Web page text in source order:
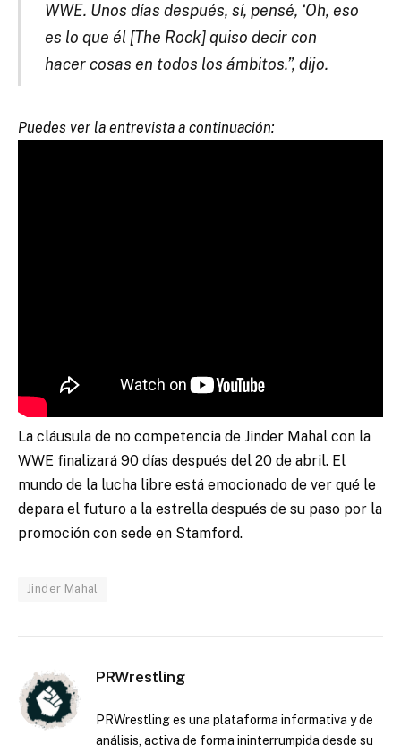
WWE. Unos días después, sí, pensé, ‘Oh, eso
es lo que él [The Rock] quiso decir con
hacer cosas en todos los ámbitos.”, dijo.
Puedes ver la entrevista a continuación:
La cláusula de no competencia de Jinder Mahal con la
WWE finalizará 90 días después del 20 de abril. El
mundo de la lucha libre está emocionado de ver qué le
depara el futuro a la estrella después de su paso por la
promoción con sede en Stamford.
Jinder Mahal
PRWrestling
PRWrestling es una plataforma informativa y de
análisis, activa de forma ininterrumpida desde su